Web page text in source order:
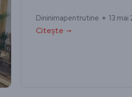
Dininimapentrutine 13
Citește